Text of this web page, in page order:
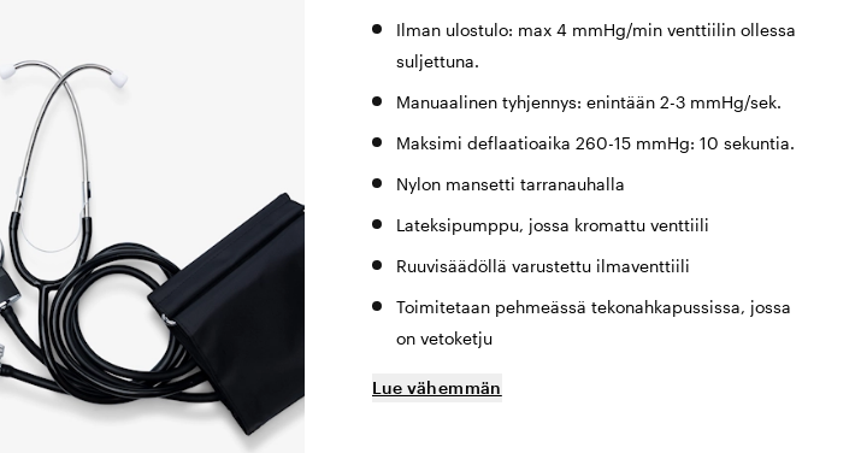
Ilman ulostulo: max 4 mmHg/min venttiilin ollessa
suljettuna.
Manuaalinen tyhjennys: enintään 2-3 mmHg/sek.
Maksimi deflaatioaika 260-15 mmHg: 10 sekuntia.
Nylon mansetti tarranauhalla
Lateksipumppu, jossa kromattu venttiili
Ruuvisäädöllä varustettu ilmaventtiili
Toimitetaan pehmeässä tekonahkapussissa, jossa
on vetoketju
Lue vähemmän